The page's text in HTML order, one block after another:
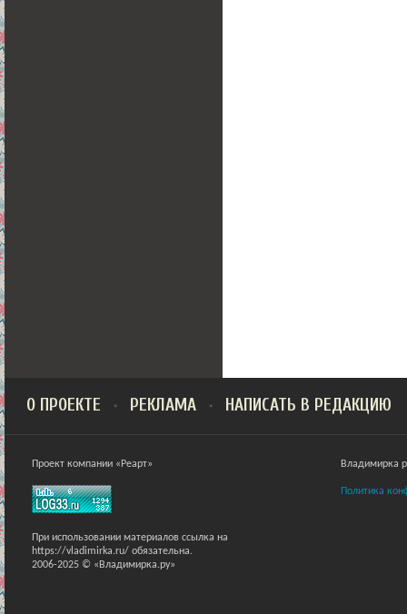
О ПРОЕКТЕ РЕКЛАМА НАПИСАТЬ В РЕДАКЦИЮ
Проект компании «Реарт»
При использовании материалов ссылка на
https://vladimirka.ru/ обязательна.
2006-2025 © «Владимирка.ру»
Владимирка
Политика